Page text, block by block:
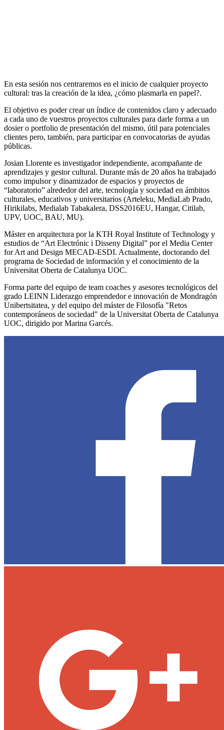
En esta sesión nos centraremos en el inicio de cualquier proyecto
cultural: tras la creación de la idea, ¿cómo plasmarla en papel?.
El objetivo es poder crear un índice de contenidos claro y adecuado
a cada uno de vuestros proyectos culturales para darle forma a un
dosier o portfolio de presentación del mismo, útil para potenciales
clientes pero, también, para participar en convocatorias de ayudas
públicas.
Josian Llorente es investigador independiente, acompañante de
aprendizajes y gestor cultural. Durante más de 20 años ha trabajado
como impulsor y dinamizador de espacios y proyectos de
“laboratorio” alrededor del arte, tecnología y sociedad en ámbitos
culturales, educativos y universitarios (Arteleku, MediaLab Prado,
Hirikilabs, Medialab Tabakalera, DSS2016EU, Hangar, Citilab,
UPV, UOC, BAU, MU).
Máster en arquitectura por la KTH Royal Institute of Technology y
estudios de “Art Electrónic i Disseny Digital” por el Media Center
for Art and Design MECAD-ESDI. Actualmente, doctorando del
programa de Sociedad de información y el conocimiento de la
Universitat Oberta de Catalunya UOC.
Forma parte del equipo de team coaches y asesores tecnológicos del
grado LEINN Liderazgo emprendedor e innovación de Mondragón
Unibertsitatea, y del equipo del máster de Filosofía "Retos
contemporáneos de sociedad" de la Universitat Oberta de Catalunya
UOC, dirigido por Marina Garcés.